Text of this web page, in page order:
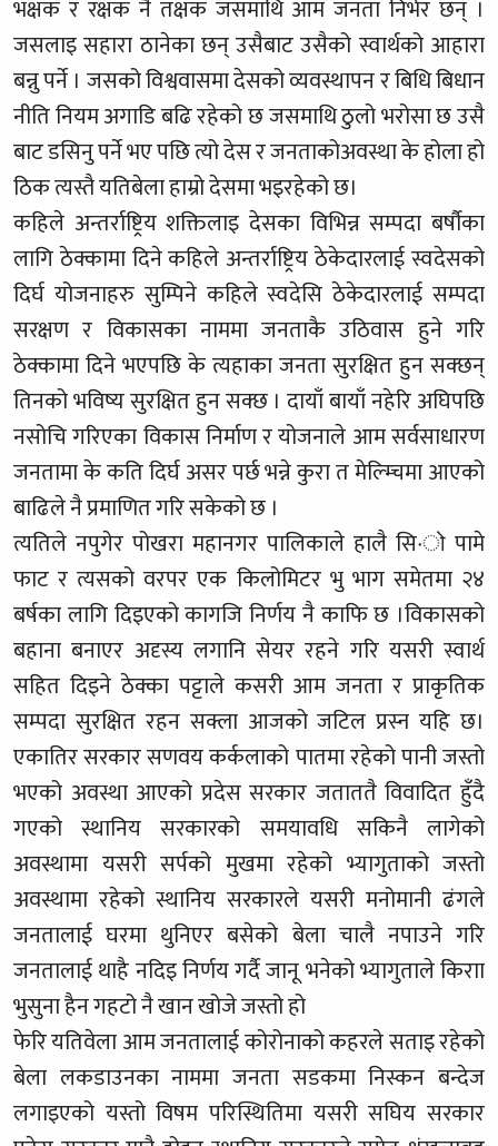
भक्षक र रक्षक नै तक्षक जसमाथि आम जनता निर्भर छन् ।
जसलाइ सहारा ठानेका छन् उसैबाट उसैको स्वार्थको आहारा
बन्नु पर्ने । जसको विश्ववासमा देसको व्यवस्थापन र बिधि बिधान
नीति नियम अगाडि बढि रहेको छ जसमाथि ठुलो भरोसा छ उसै
बाट डसिनु पर्ने भए पछि त्यो देस र जनताकोअवस्था के होला हो
ठिक त्यस्तै यतिबेला हाम्रो देसमा भइरहेको छ।
कहिले अन्तर्राष्ट्रिय शक्तिलाइ देसका विभिन्न सम्पदा बर्षौका
लागि ठेक्कामा दिने कहिले अन्तर्राष्ट्रिय ठेकेदारलाई स्वदेसको
दिर्घ योजनाहरु सुम्पिने कहिले स्वदेसि ठेकेदारलाई सम्पदा
सरक्षण र विकासका नाममा जनताकै उठिवास हुने गरि
ठेक्कामा दिने भएपछि के त्यहाका जनता सुरक्षित हुन सक्छन्
तिनको भविष्य सुरक्षित हुन सक्छ । दायाँ बायाँ नहेरि अघिपछि
नसोचि गरिएका विकास निर्माण र योजनाले आम सर्वसाधारण
जनतामा के कति दिर्घ असर पर्छ भन्ने कुरा त मेल्म्चिमा आएको
बाढिले नै प्रमाणित गरि सकेको छ ।
त्यतिले नपुगेर पोखरा महानगर पालिकाले हालै सि·ो पामे
फाट र त्यसको वरपर एक किलोमिटर भु भाग समेतमा २४
बर्षका लागि दिइएको कागजि निर्णय नै काफि छ ।विकासको
बहाना बनाएर अदृस्य लगानि सेयर रहने गरि यसरी स्वार्थ
सहित दिइने ठेक्का पट्टाले कसरी आम जनता र प्राकृतिक
सम्पदा सुरक्षित रहन सक्ला आजको जटिल प्रस्न यहि छ।
एकातिर सरकार सणवय कर्कलाको पातमा रहेको पानी जस्तो
भएको अवस्था आएको प्रदेस सरकार जताततै विवादित हुँदै
गएको स्थानिय सरकारको समयावधि सकिनै लागेको
अवस्थामा यसरी सर्पको मुखमा रहेको भ्यागुताको जस्तो
अवस्थामा रहेको स्थानिय सरकारले यसरी मनोमानी ढंगले
जनतालाई घरमा थुनिएर बसेको बेला चालै नपाउने गरि
जनतालाई थाहै नदिइ निर्णय गर्दै जानू भनेको भ्यागुताले किराा
भुसुना हैन गहटो नै खान खोजे जस्तो हो
फेरि यतिवेला आम जनतालाई कोरोनाको कहरले सताइ रहेको
बेला लकडाउनका नाममा जनता सडकमा निस्कन बन्देज
लगाइएको यस्तो विषम परिस्थितिमा यसरी सघिय सरकार